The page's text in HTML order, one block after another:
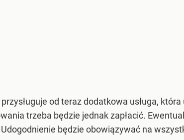
od teraz dodatkowa usługa,
trzeba będzie jednak zapłacić.
będzie obowiązywać na